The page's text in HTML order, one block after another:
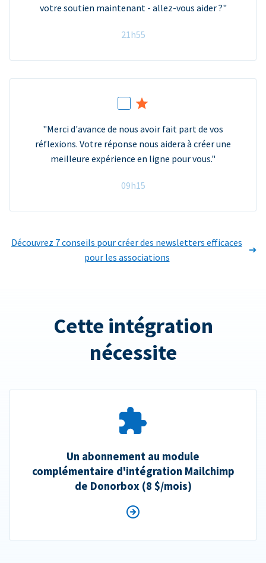
votre soutien maintenant - allez-vous aider ?"
21h55
"Merci d'avance de nous avoir fait part de vos
réflexions. Votre réponse nous aidera à créer une
meilleure expérience en ligne pour vous."
09h15
Découvrez 7 conseils pour créer des newsletters efficaces
pour les associations
Cette intégration
nécessite
Un abonnement au module
complémentaire d'intégration Mailchimp
de Donorbox (8 $/mois)